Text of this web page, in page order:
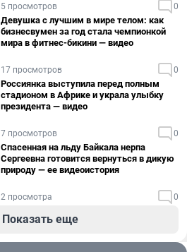
5 просмотров 0
Девушка с лучшим в мире телом: как
бизнесвумен за год стала чемпионкой
мира в фитнес-бикини — видео
17 просмотров 0
Россиянка выступила перед полным
стадионом в Африке и украла улыбку
президента — видео
7 просмотров 0
Спасенная на льду Байкала нерпа
Сергеевна готовится вернуться в дикую
природу — ее видеоистория
2 просмотра 0
Показать еще